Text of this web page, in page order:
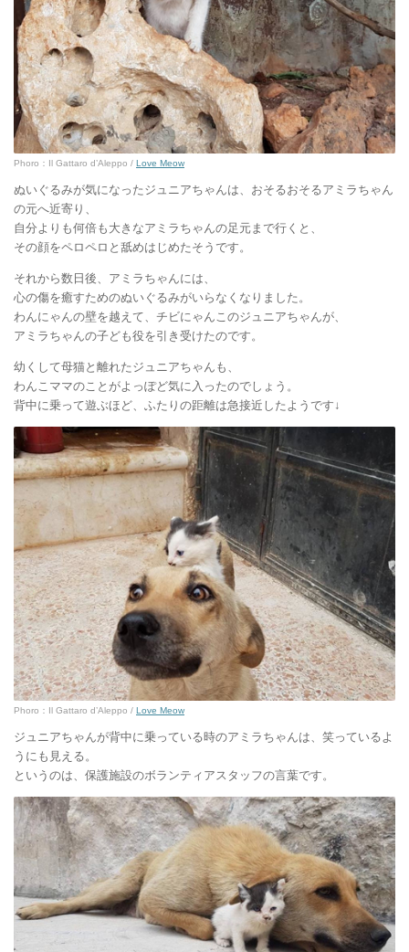
Phoro：Il Gattaro d’Aleppo / Love Meow
ぬいぐるみが気になったジュニアちゃんは、おそるおそるアミラちゃん
の元へ近寄り、
自分よりも何倍も大きなアミラちゃんの足元まで行くと、
その顔をペロペロと舐めはじめたそうです。
それから数日後、アミラちゃんには、
心の傷を癒すためのぬいぐるみがいらなくなりました。
わんにゃんの壁を越えて、チビにゃんこのジュニアちゃんが、
アミラちゃんの子ども役を引き受けたのです。
幼くして母猫と離れたジュニアちゃんも、
わんこママのことがよっぽど気に入ったのでしょう。
背中に乗って遊ぶほど、ふたりの距離は急接近したようです↓
Phoro：Il Gattaro d’Aleppo / Love Meow
ジュニアちゃんが背中に乗っている時のアミラちゃんは、笑っているよ
うにも見える。
というのは、保護施設のボランティアスタッフの言葉です。